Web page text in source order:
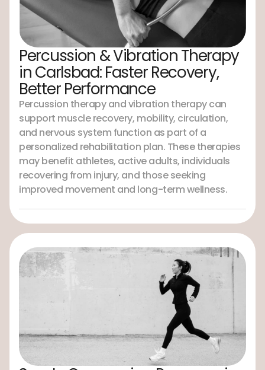
Percussion & Vibration Therapy
in Carlsbad: Faster Recovery,
Better Performance
Percussion therapy and vibration therapy can
support muscle recovery, mobility, circulation,
and nervous system function as part of a
personalized rehabilitation plan. These therapies
may benefit athletes, active adults, individuals
recovering from injury, and those seeking
improved movement and long-term wellness.